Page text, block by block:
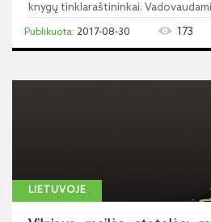
knygų tinklaraštininkai.
2017-08-30 173
LIETUVOJE